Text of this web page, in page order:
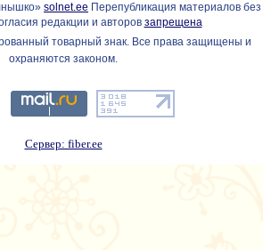
solnet.ee Перепубликация материалов без
редакции и авторов запрещена
товарный знак. Все права защищены и
охраняются законом.
Сервер: fiber.ee